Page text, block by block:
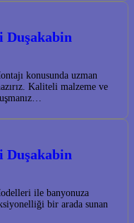
Duşakabin
konusunda uzman
Kaliteli malzeme ve
Duşakabin
ile banyonuza
bir arada sunan